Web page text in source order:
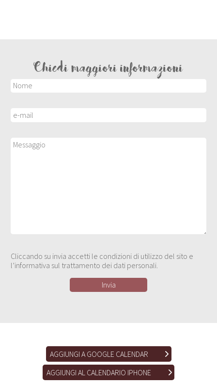
Chiedi maggiori informazioni
Cliccando su invia accetti le condizioni di utilizzo del sito e
l’informativa sul trattamento dei dati personali.
AGGIUNGI A GOOGLE CALENDAR
AGGIUNGI AL CALENDARIO IPHONE